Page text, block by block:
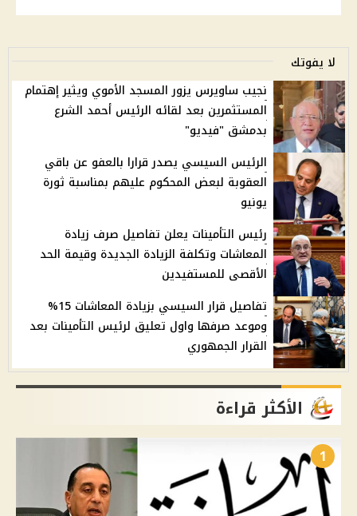
لا يفوتك
نجيب ساويرس يزور المسجد الأموي ويثير إهتمام
المستثمرين بعد لقائه الرئيس أحمد الشرع
بدمشق "فيديو"
الرئيس السيسي يصدر قرارا بالعفو عن باقي
العقوبة لبعض المحكوم عليهم بمناسبة ثورة
يونيو
رئيس التأمينات يعلن تفاصيل صرف زيادة
المعاشات وتكلفة الزيادة الجديدة وقيمة الحد
الأقصى للمستفيدين
تفاصيل قرار السيسي بزيادة المعاشات 15%
وموعد صرفها واول تعليق لرئيس التأمينات بعد
القرار الجمهوري
الأكثر قراءة
1